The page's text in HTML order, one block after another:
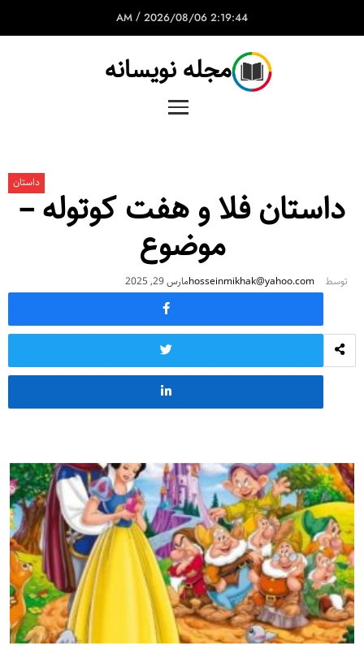
2:19:44 AM
/ 2026/08/06
مجله نویسانه
داستان
داستان فلا و هفت کوتوله –
موضوع
توسط hosseinmikhak@yahoo.comمارس 29, 2025